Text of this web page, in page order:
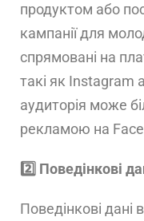
продуктом або
кампанії для
спрямовані на
такі як Instagram
аудиторія може
рекламою на
2️⃣ Поведінкові
Поведінкові дані